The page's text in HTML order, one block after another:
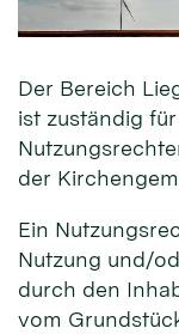
Der Bereich
ist zuständig
der
Ein
Nutzung und/
durch den
vom